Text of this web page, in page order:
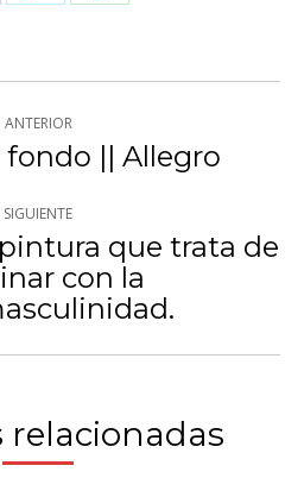
ANTERIOR
Publicación
fondo || Allegro
SIGUIENTE
Publicación
siguiente:
que trata de
con la
relacionadas